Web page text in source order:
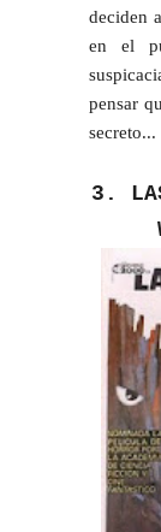
deciden
en el
pensar
secreto...
3.